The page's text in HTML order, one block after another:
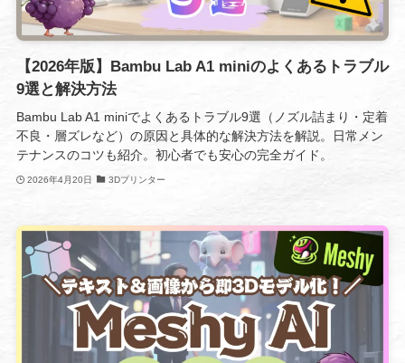
【2026年版】Bambu Lab A1 miniのよくあるトラブル
9選と解決方法
Bambu Lab A1 miniでよくあるトラブル9選（ノズル詰まり・定着
不良・層ズレなど）の原因と具体的な解決方法を解説。日常メン
テナンスのコツも紹介。初心者でも安心の完全ガイド。
2026年4月20日 3Dプリンター